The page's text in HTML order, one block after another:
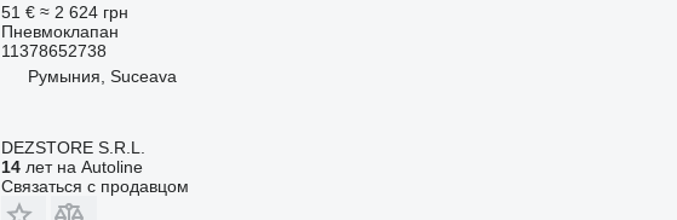
51 € ≈ 2 624 грн
Пневмоклапан
11378652738
Румыния, Suceava
DEZSTORE S.R.L.
14лет на Autoline
Связаться с продавцом